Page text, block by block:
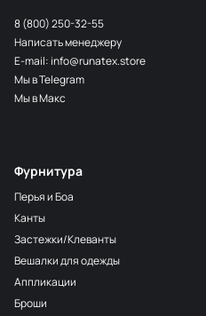
Фурнитура
Перья и Боа
Канты
Застежки/Клеванты
Вешалки для одежды
Аппликации
Броши
8 (800) 250-32-55
Написать менеджеру
E-mail: info@runatex.store
Мы в Telegram
Мы в Макс